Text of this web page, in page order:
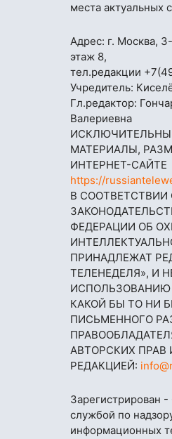
места актуальных
Адрес: г. Москва,
этаж 8,
тел.редакции
Учредитель:
Гл.редактор:
Валериевна
МАТЕРИАЛЫ,
ИНТЕРНЕТ-САЙТЕ
https://
В СООТВЕТСТВИИ
ФЕДЕРАЦИИ ОБ
ПРИНАДЛЕЖАТ
ТЕЛЕНЕДЕЛЯ», И
КАКОЙ БЫ ТО НИ
ПИСЬМЕННОГО
АВТОРСКИХ ПРАВ
РЕДАКЦИЕЙ:
Зарегистрирован
службой по
информационных